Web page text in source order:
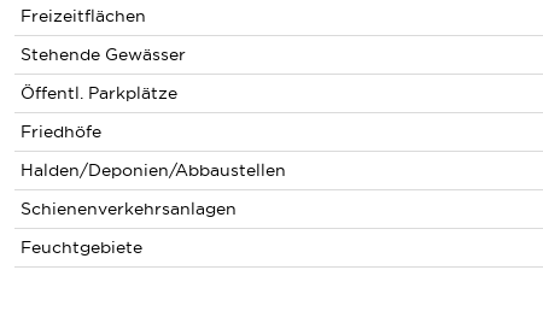
Freizeitflächen
Stehende Gewässer
Öffentl. Parkplätze
Friedhöfe
Halden/Deponien/Abbaustellen
Schienenverkehrsanlagen
Feuchtgebiete